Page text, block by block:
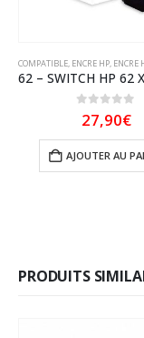
COMPATIBLE, ENCRE HP, ENCRE
0sur 5
27,90€
AJOUTER AU
PRODUITS